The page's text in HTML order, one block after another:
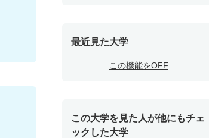
最近見た大学
この機能をOFF
この大学を見た人が他にもチェ
ックした大学